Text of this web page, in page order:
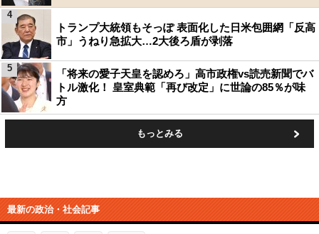
トランプ大統領もそっぽ 表面化した日米包囲網「反高
市」うねり急拡大…2大後ろ盾が剥落
4
「将来の愛子天皇を認めろ」高市政権vs読売新聞でバ
トル激化！ 皇室典範「再び改定」に世論の85％が味
方
5
もっとみる
最新の政治・社会記事